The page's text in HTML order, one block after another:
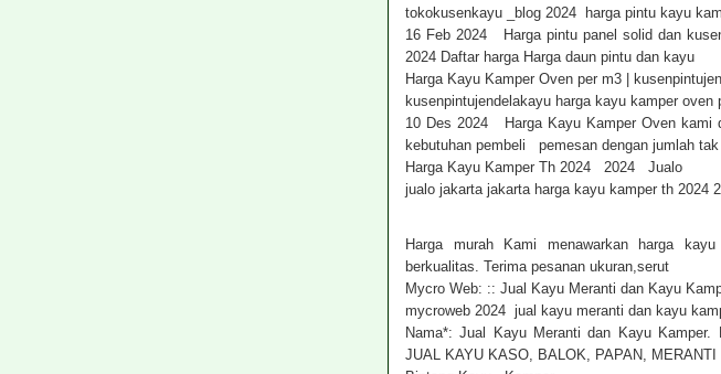
tokokusenkayu _blog 2024 harga pintu kayu
16 Feb 2024 Harga pintu panel solid dan
2024 Daftar harga Harga daun pintu dan kayu
Harga Kayu Kamper Oven per m3 |
kusenpintujendelakayu harga kayu kamper oven
10 Des 2024 Harga Kayu Kamper Oven kami
kebutuhan pembeli pemesan dengan jumlah tak
Harga Kayu Kamper Th 2024 2024 Jualo
jualo jakarta jakarta harga kayu kamper th 2024
Harga murah Kami menawarkan harga
berkualitas. Terima pesanan ukuran,serut
Mycro Web: :: Jual Kayu Meranti dan Kayu
mycroweb 2024 jual kayu meranti dan kayu
Nama*: Jual Kayu Meranti dan Kayu Kamper.
JUAL KAYU KASO, BALOK, PAPAN, MERANTI